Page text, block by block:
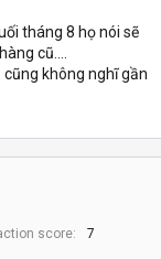
tháng 8 họ nói sẽ
cũ....
không nghĩ gần
score
7